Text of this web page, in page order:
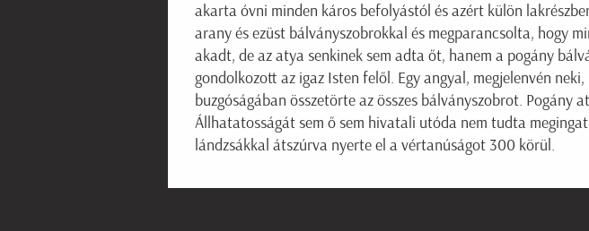
akarta óvni minden káros befolyástól és azért külön
arany és ezüst bálványszobrokkal és megparancsolta, hogy
akadt, de az atya senkinek sem adta őt, hanem a pogány
gondolkozott az igaz Isten felől. Egy angyal, megjelenvén
buzgóságában összetörte az összes bálványszobrot.
Állhatatosságát sem ő sem hivatali utóda nem tudta
lándzsákkal átszúrva nyerte el a vértanúságot 300 körül.